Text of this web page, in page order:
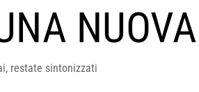
restate sintonizzati